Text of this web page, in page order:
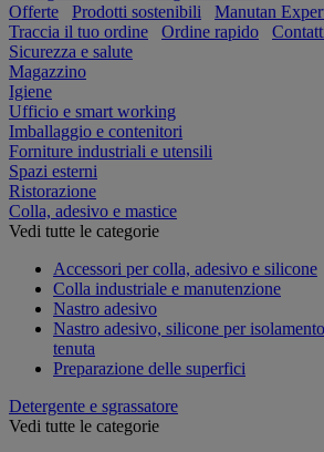
Offerte Prodotti sostenibili
Manutan
Traccia il tuo ordine
Ordine rapido
Sicurezza e salute
Magazzino
Igiene
Ufficio e smart working
Imballaggio e contenitori
Forniture industriali e utensili
Spazi esterni
Ristorazione
Colla, adesivo e mastice
Vedi tutte le categorie
Accessori per colla, adesivo e silicone
Colla industriale e manutenzione
Nastro adesivo
Nastro adesivo, silicone per
tenuta
Preparazione delle superfici
Detergente e sgrassatore
Vedi tutte le categorie